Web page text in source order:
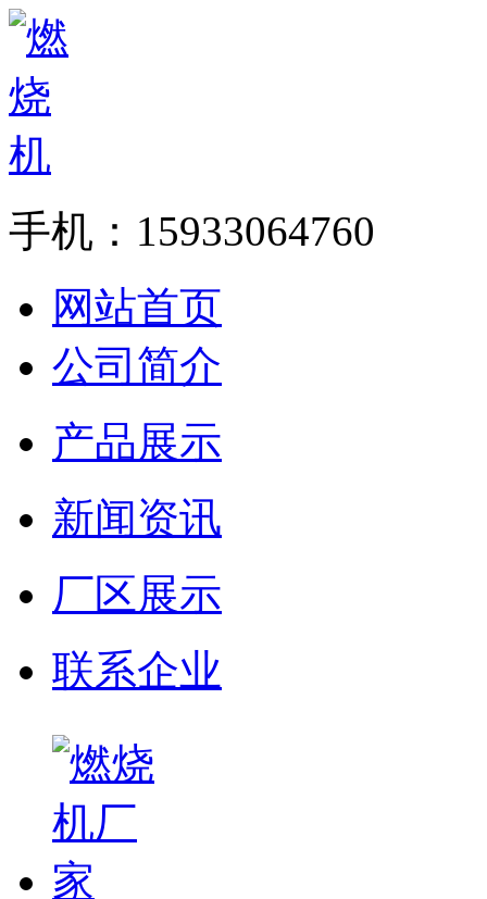
手机：15933064760
网站首页
公司简介
产品展示
新闻资讯
厂区展示
联系企业